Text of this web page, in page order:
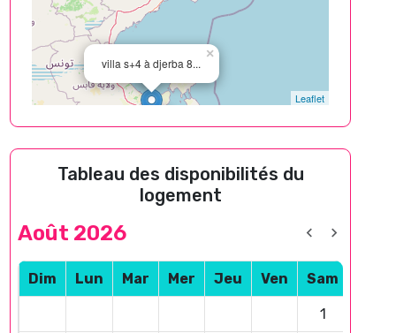
villa s+4 à djerba 8...
×
Leaflet
Tableau des disponibilités du
logement
Août 2026
Dim Lun Mar Mer Jeu Ven Sam
1